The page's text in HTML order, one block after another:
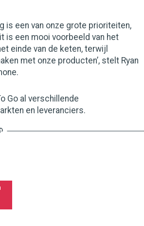
is een van onze grote prioriteiten,
is een mooi voorbeeld van het
einde van de keten, terwijl
met onze producten’, stelt Ryan
Go al verschillende
en leveranciers.